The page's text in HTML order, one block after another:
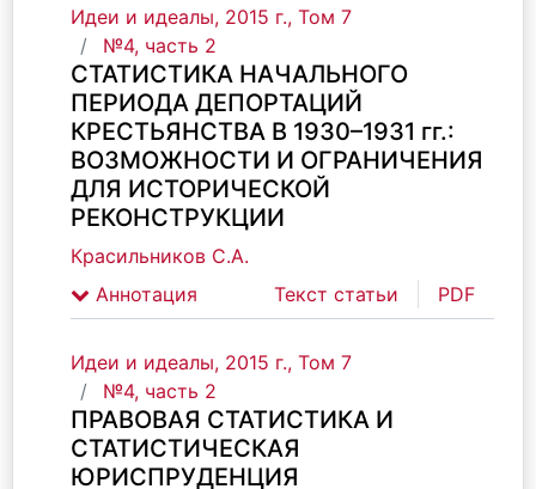
Идеи и идеалы, 2015 г., Том 7
№4, часть 2
СТАТИСТИКА НАЧАЛЬНОГО
ПЕРИОДА ДЕПОРТАЦИЙ
КРЕСТЬЯНСТВА В 1930–1931 гг.:
ВОЗМОЖНОСТИ И ОГРАНИЧЕНИЯ
ДЛЯ ИСТОРИЧЕСКОЙ
РЕКОНСТРУКЦИИ
Красильников С.А.
Аннотация
Текст статьи PDF
Идеи и идеалы, 2015 г., Том 7
№4, часть 2
ПРАВОВАЯ СТАТИСТИКА И
СТАТИСТИЧЕСКАЯ
ЮРИСПРУДЕНЦИЯ